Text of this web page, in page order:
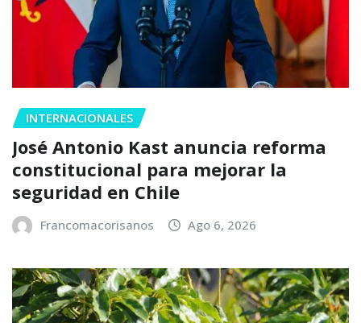
INTERNACIONALES
José Antonio Kast anuncia reforma
constitucional para mejorar la
seguridad en Chile
Francomacorisanos Ago 6, 2026